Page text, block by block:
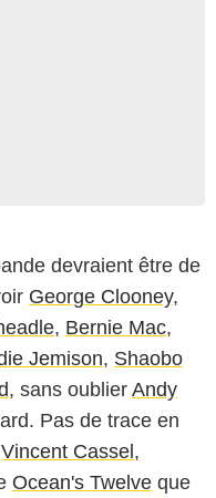
devraient être de
George Clooney,
, Bernie Mac,
Jemison, Shaobo
, sans oublier Andy
Pas de trace en
Vincent Cassel ,
Ocean's Twelve que